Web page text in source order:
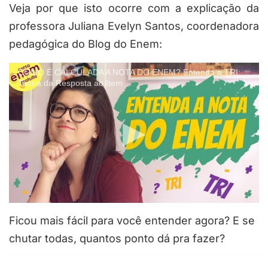
Veja por que isto ocorre com a explicação da
professora Juliana Evelyn Santos, coordenadora
pedagógica do Blog do Enem:
COMO É CALCULADA A NOTA DO ENEM? Entenda a TRI:
Teoria da Resposta ao Item
Ficou mais fácil para você entender agora? E se
chutar todas, quantos ponto dá pra fazer?